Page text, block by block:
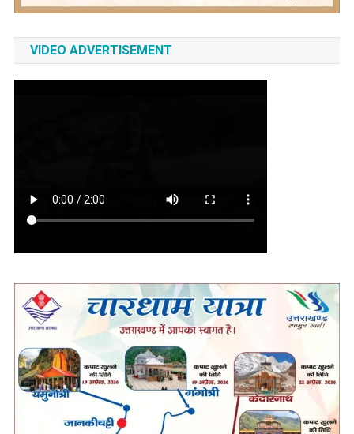
VIDEO ADVERTISEMENT